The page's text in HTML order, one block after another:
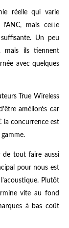
réelle qui varie
mais cette
Un peu
mais ils tiennent
avec quelques
True Wireless
améliorés car
la concurrence est
de tout faire aussi
pour nous est
Plutôt
vite au fond
à bas coût